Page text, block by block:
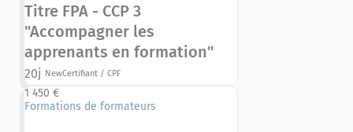
Titre FPA - CCP 3
"Accompagner les
apprenants en formation"
20j NewCertifiant / CPF
1 450 €
Formations de formateurs